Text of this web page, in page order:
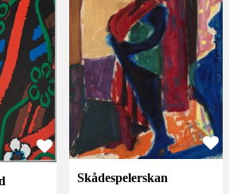
Skådespelerskan